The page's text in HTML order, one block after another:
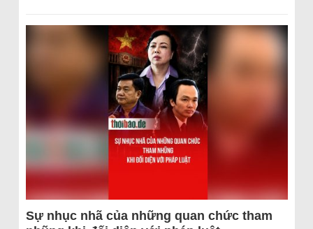
Sự nhục nhã của những quan chức tham